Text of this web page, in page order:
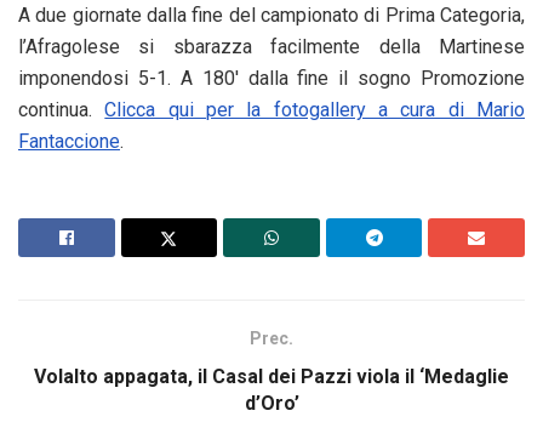
A due giornate dalla fine del campionato di Prima Categoria,
l’Afragolese si sbarazza facilmente della Martinese
imponendosi 5-1. A 180′ dalla fine il sogno Promozione
continua.Clicca qui per la fotogallery a cura di Mario
Fantaccione.
Prec.
Volalto appagata, il Casal dei Pazzi viola il ‘Medaglie
d’Oro’